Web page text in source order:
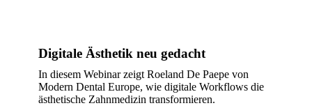
Digitale Ästhetik neu gedacht
In diesem Webinar zeigt Roeland De Paepevon
Modern Dental Europe, wie digitale Workflows die
ästhetische Zahnmedizin transformieren.